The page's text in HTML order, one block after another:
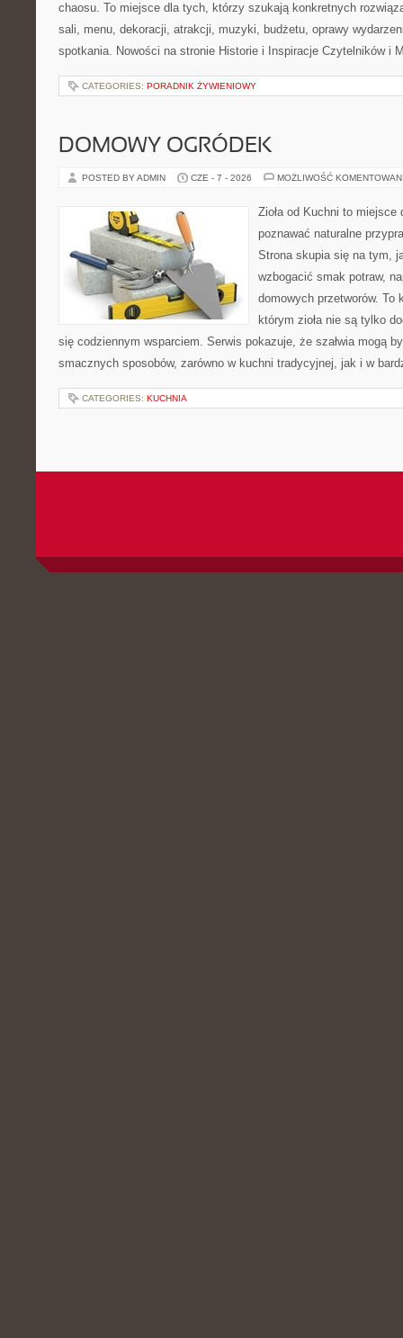
chaosu. To miejsce dla tych, którzy szukają konkretnych
sali, menu, dekoracji, atrakcji, muzyki, budżetu, oprawy
spotkania. Nowości na stronie Historie i Inspiracje Czytelników i
CATEGORIES: PORADNIK ŻYWIENIOWY
DOMOWY OGRÓDEK
POSTED BY ADMIN CZE - 7 - 2026 MOŻLIWOŚĆ
Zioła od Kuchni to
poznawać naturalne
Strona skupia się na tym,
wzbogacić smak potraw,
domowych przetworów. To
którym zioła nie są tylko
się codziennym wsparciem. Serwis pokazuje, że szałwia mogą
smacznych sposobów, zarówno w kuchni tradycyjnej, jak i w
CATEGORIES: KUCHNIA